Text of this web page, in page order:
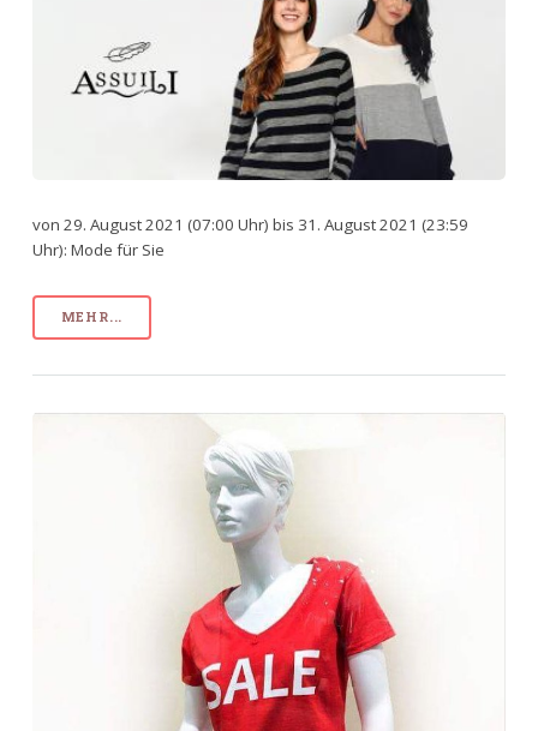
von 29. August 2021 (07:00 Uhr) bis 31. August 2021 (23:59
Uhr): Mode für Sie
MEHR...